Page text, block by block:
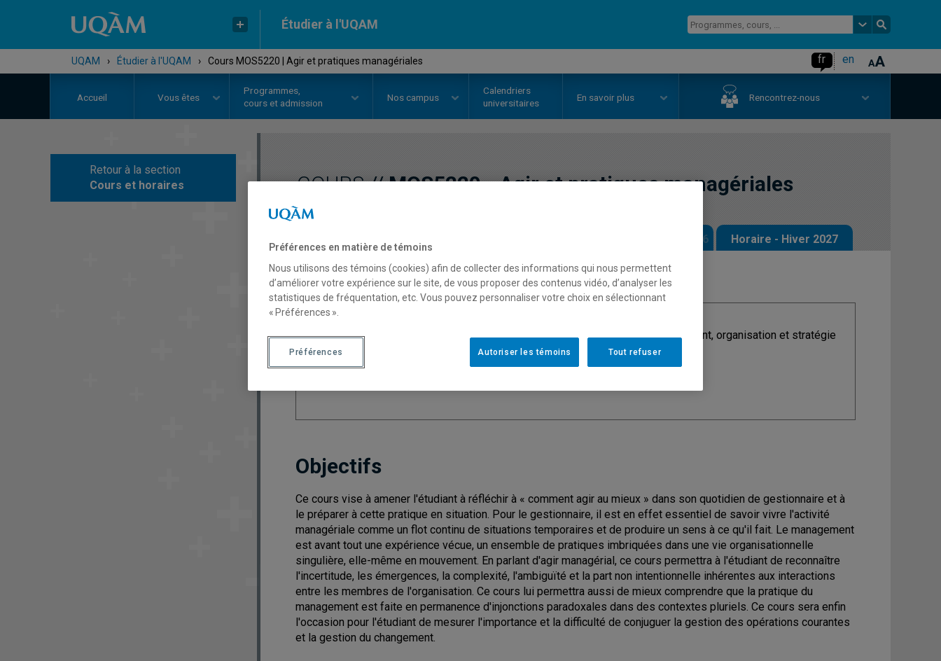
Étudier à l'UQAM
UQAM › Étudier à l'UQAM › Cours MOS5220 | Agir et pratiques managériales fr en
Accueil Vous êtes
Programmes,
cours et admission
Nos campus
Calendriers
universitaires
En savoir plus Rencontrez-nous
Retour à la section
Cours et horaires
COURS// MOS5220-Agir et pratiques managériales
Horaire - Automne 2026 Horaire - Hiver 2027
Cycle: 1
Discipline: Management, organisation et stratégie
Objectifs
Ce cours vise à amener l'étudiant à réfléchir à « comment agir au mieux » dans son quotidien de gestionnaire et à
le préparer à cette pratique en situation. Pour le gestionnaire, il est en effet essentiel de savoir vivre l'activité
managériale comme un flot continu de situations temporaires et de produire un sens à ce qu'il fait. Le management
est avant tout une expérience vécue, un ensemble de pratiques imbriquées dans une vie organisationnelle
singulière, elle-même en mouvement. En parlant d'agir managérial, ce cours permettra à l'étudiant de reconnaître
l'incertitude, les émergences, la complexité, l'ambiguïté et la part non intentionnelle inhérentes aux interactions
entre les membres de l'organisation. Ce cours lui permettra aussi de mieux comprendre que la pratique du
management est faite en permanence d'injonctions paradoxales dans des contextes pluriels. Ce cours sera enfin
l'occasion pour l'étudiant de mesurer l'importance et la difficulté de conjuguer la gestion des opérations courantes
et la gestion du changement.
Préférences en matière de témoins
Nous utilisons des témoins (cookies) afin de collecter des informations qui nous permettent
d’améliorer votre expérience sur le site, de vous proposer des contenus vidéo, d’analyser les
statistiques de fréquentation, etc. Vous pouvez personnaliser votre choix en sélectionnant
« Préférences ».
Tout refuser
Autoriser les témoins
Préférences